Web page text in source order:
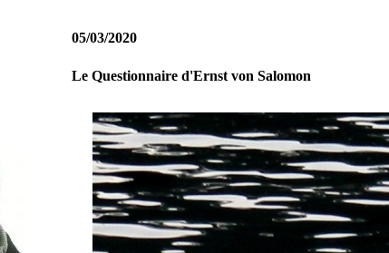
05/03/2020
Le Questionnaire d'Ernst von Salomon